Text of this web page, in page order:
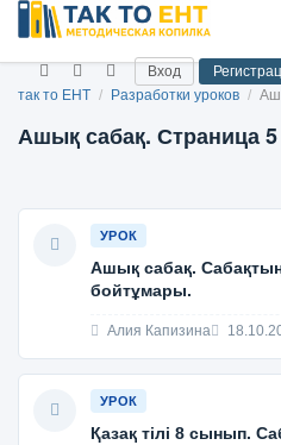
Вход
так то ЕНТ / Разработки уроков /
Ашық сабақ. Страница 5
УРОК
Ашық сабақ.
бойтұмары.
Алия Капизина
УРОК
Қазақ тілі 8 сынып.